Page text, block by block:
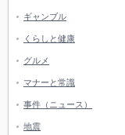
ギャンブル
くらしと健康
グルメ
マナーと常識
事件（ニュース）
地震